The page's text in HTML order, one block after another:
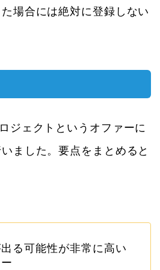
場合には絶対に登録しない
ジェクトというオファーに
ました。要点をまとめると
る可能性が非常に高い